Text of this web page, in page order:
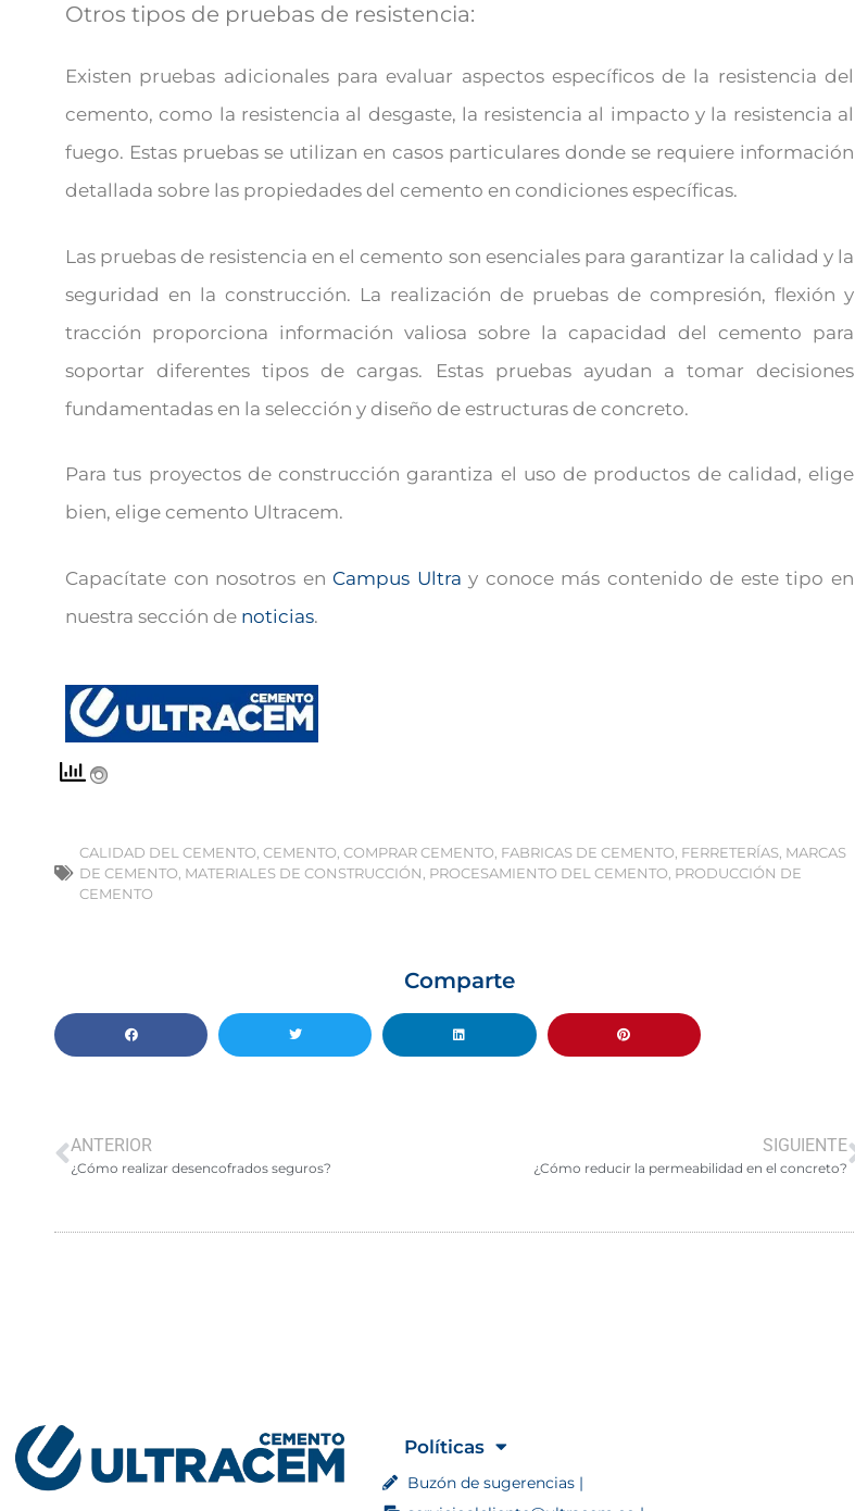
Otros tipos de pruebas de resistencia:
Existen pruebas adicionales para evaluar aspectos específicos de la resistencia del
cemento, como la resistencia al desgaste, la resistencia al impacto y la resistencia al
fuego. Estas pruebas se utilizan en casos particulares donde se requiere información
detallada sobre las propiedades del cemento en condiciones específicas.
Las pruebas de resistencia en el cemento son esenciales para garantizar la calidad y la
seguridad en la construcción. La realización de pruebas de compresión, flexión y
tracción proporciona información valiosa sobre la capacidad del cemento para
soportar diferentes tipos de cargas. Estas pruebas ayudan a tomar decisiones
fundamentadas en la selección y diseño de estructuras de concreto.
Para tus proyectos de construcción garantiza el uso de productos de calidad, elige
bien, elige cemento Ultracem.
Capacítate con nosotros en Campus Ultra y conoce más contenido de este tipo en
nuestra sección de noticias.
CALIDAD DEL CEMENTO CEMENTO COMPRAR CEMENTO FABRICAS DE CEMENTO FERRETERÍAS MARCAS
DE CEMENTO MATERIALES DE CONSTRUCCIÓN PROCESAMIENTO DEL CEMENTO PRODUCCIÓN DE
CEMENTO
Comparte
ANTERIOR
¿Cómo realizar desencofrados seguros?
SIGUIENTE
¿Cómo reducir la permeabilidad en el concreto?
Políticas
Buzón de sugerencias |